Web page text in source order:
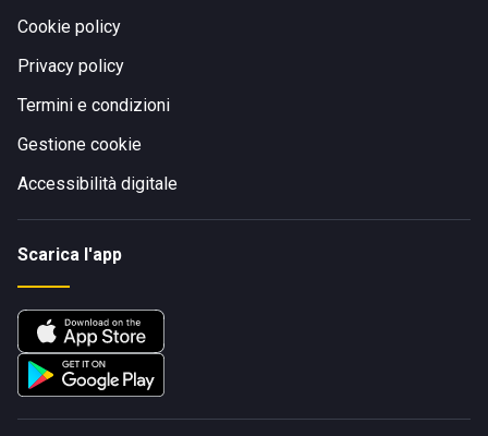
Cookie policy
Privacy policy
Termini e condizioni
Gestione cookie
Accessibilità digitale
Scarica l'app